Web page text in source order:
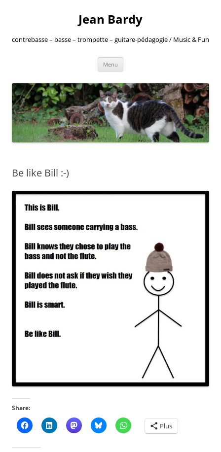
Jean Bardy
contrebasse – basse – trompette – guitare-pédagogie / Music & Fun
Menu
Be like Bill :-)
Share:
Plus